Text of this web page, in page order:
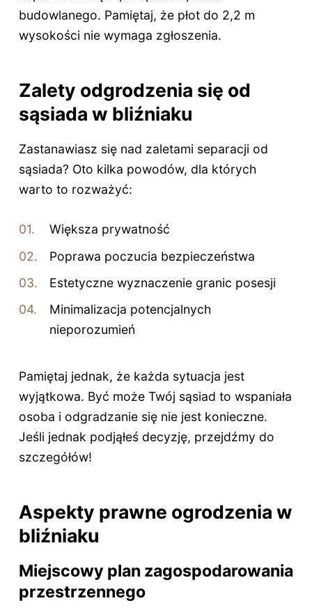
budowlanego. Pamiętaj, że płot do 2,2 m
wysokości nie wymaga zgłoszenia.
Zalety odgrodzenia się od
sąsiada w bliźniaku
Zastanawiasz się nad zaletami separacji od
sąsiada? Oto kilka powodów, dla których
warto to rozważyć:
Większa prywatność
Poprawa poczucia bezpieczeństwa
Estetyczne wyznaczenie granic posesji
Minimalizacja potencjalnych
nieporozumień
Pamiętaj jednak, że każda sytuacja jest
wyjątkowa. Być może Twój sąsiad to wspaniała
osoba i odgradzanie się nie jest konieczne.
Jeśli jednak podjąłeś decyzję, przejdźmy do
szczegółów!
Aspekty prawne ogrodzenia w
bliźniaku
Miejscowy plan zagospodarowania
przestrzennego